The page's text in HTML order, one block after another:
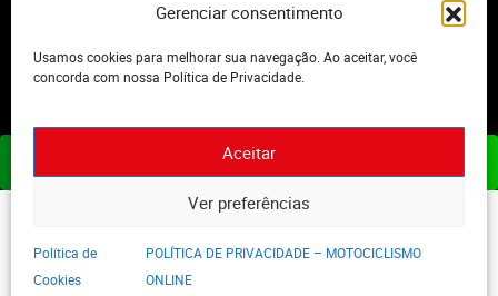
Gerenciar consentimento
Usamos cookies para melhorar sua navegação. Ao aceitar, você
concorda com nossa Política de Privacidade.
Aceitar
Ver preferências
Política de
Cookies
POLÍTICA DE PRIVACIDADE – MOTOCICLISMO
ONLINE
2023 - Editora Motor Midia. Todos os direitos reservados.
ASSINE JÁ